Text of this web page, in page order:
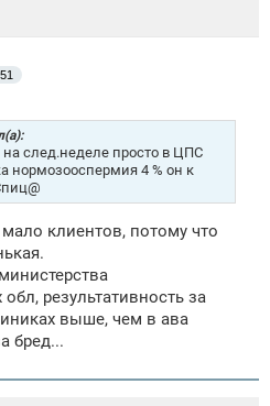
след.неделе просто в ЦПС
нормозооспермия 4 % он к
клиентов, потому что
результативность за
выше, чем в ава
бред...